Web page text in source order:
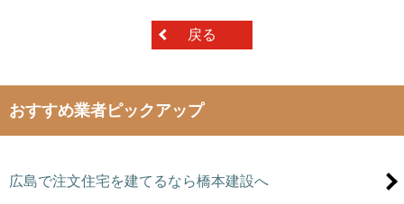
戻る
おすすめ業者ピックアップ
広島で注文住宅を建てるなら橋本建設へ